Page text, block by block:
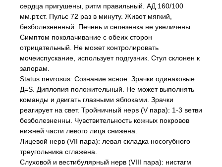
сердца пригушены, ритм правильный. АД 160/100
мм.рт.ст. Пульс 72 раз в минуту. Живот мягкий,
безболезненный. Печень и селезенка не увеличены.
Симптом поколачивание с обеих сторон
отрицательный. Не может контролировать
мочеиспускание, использует подгузник. Стул склонен к
запорам.
Status nevrosus: Сознание ясное. Зрачки одинаковые
Д=S. Диплопия положительный. Не может выполнять
команды и двигать глазными яблоками. Зрачки
реагирует на свет. Тройничный нерв (V пара): 1-3 ветви
безболезненны. Чувствительность кожных покровов
нижней части левого лица снижена.
Лицевой нерв (VII пара): левая складка носогубного
треугольника сглажена.
Слуховой и вестибулярный нерв (VIII пара): нистагм